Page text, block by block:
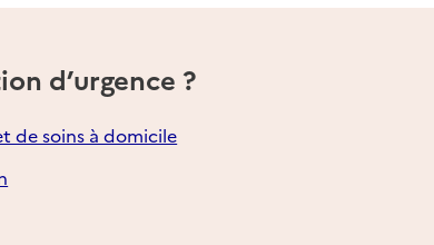
d’urgence ?
de soins à domicile